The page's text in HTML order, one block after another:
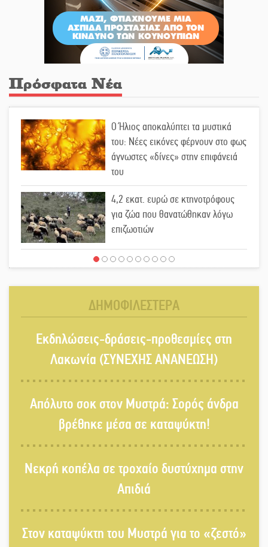
Πρόσφατα Νέα
Ο Ήλιος αποκαλύπτει τα μυστικά
του: Νέες εικόνες φέρνουν στο φως
άγνωστες «δίνες» στην επιφάνειά
του
4,2 εκατ. ευρώ σε κτηνοτρόφους
για ζώα που θανατώθηκαν λόγω
επιζωοτιών
Η ψυχολογία της ανατροπής στο
στη Νεάπολη
τέχνη της πέτρας
Ζουγανέλη το Σαϊνοπούλειο
Πλούσιο πολιτιστικό πρόγραμμα
δίνει «χρώμα» στον Αύγουστο του
ΔΗΜΟΦΙΛΕΣΤΕΡΑ
Εκδηλώσεις-δράσεις-προθεσμίες στη
Λακωνία (ΣΥΝΕΧΗΣ ΑΝΑΝΕΩΣΗ)
Απόλυτο σοκ στον Μυστρά: Σορός άνδρα
βρέθηκε μέσα σε καταψύκτη!
Νεκρή κοπέλα σε τροχαίο δυστύχημα στην
Απιδιά
Στον καταψύκτη του Μυστρά για το «ζεστό»